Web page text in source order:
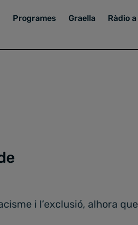
Programes Graella Ràdio
i l’exclusió, alhora